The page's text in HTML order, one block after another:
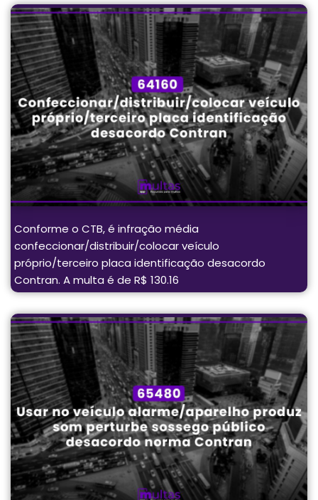
Conforme o CTB, é infração média
confeccionar/distribuir/colocar veículo
próprio/terceiro placa identificação desacordo
Contran. A multa é de R$ 130.16